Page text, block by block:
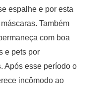
espalhe e por esta
Também
com boa
e pets por
Após esse período o
incômodo ao